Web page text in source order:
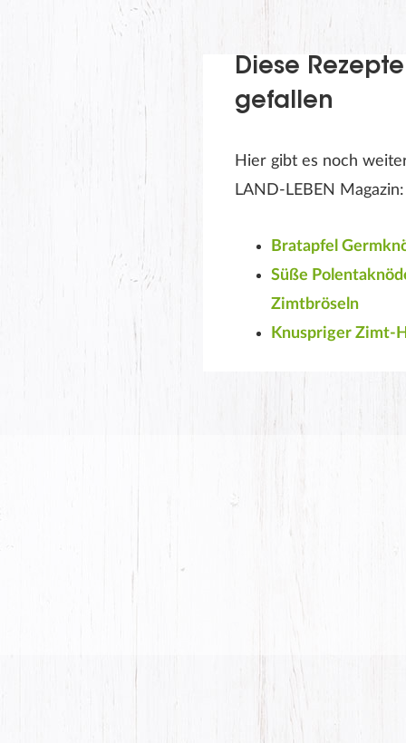
Diese
gefallen
Hier gibt es noch
LAND-LEBEN Magazin:
Bratapfel
Süße
Zimtbröseln
Knuspriger Zimt-